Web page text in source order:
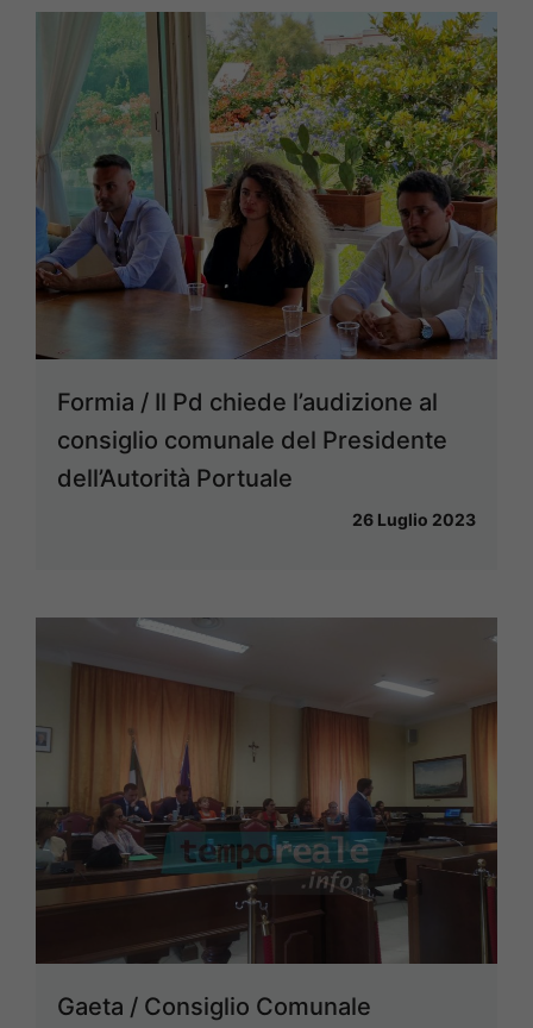
Formia / Il Pd chiede l’audizione al
consiglio comunale del Presidente
dell’Autorità Portuale
26 Luglio 2023
Gaeta / Consiglio Comunale